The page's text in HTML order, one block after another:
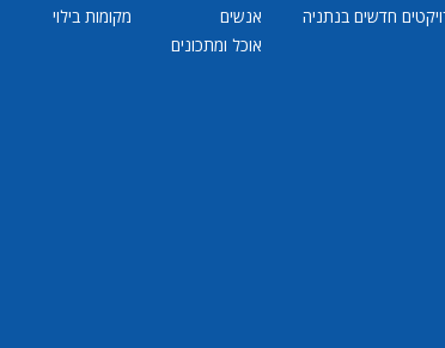
חדשים בנתניה
אנשים
אוכל ומתכונים
מקומות בילוי